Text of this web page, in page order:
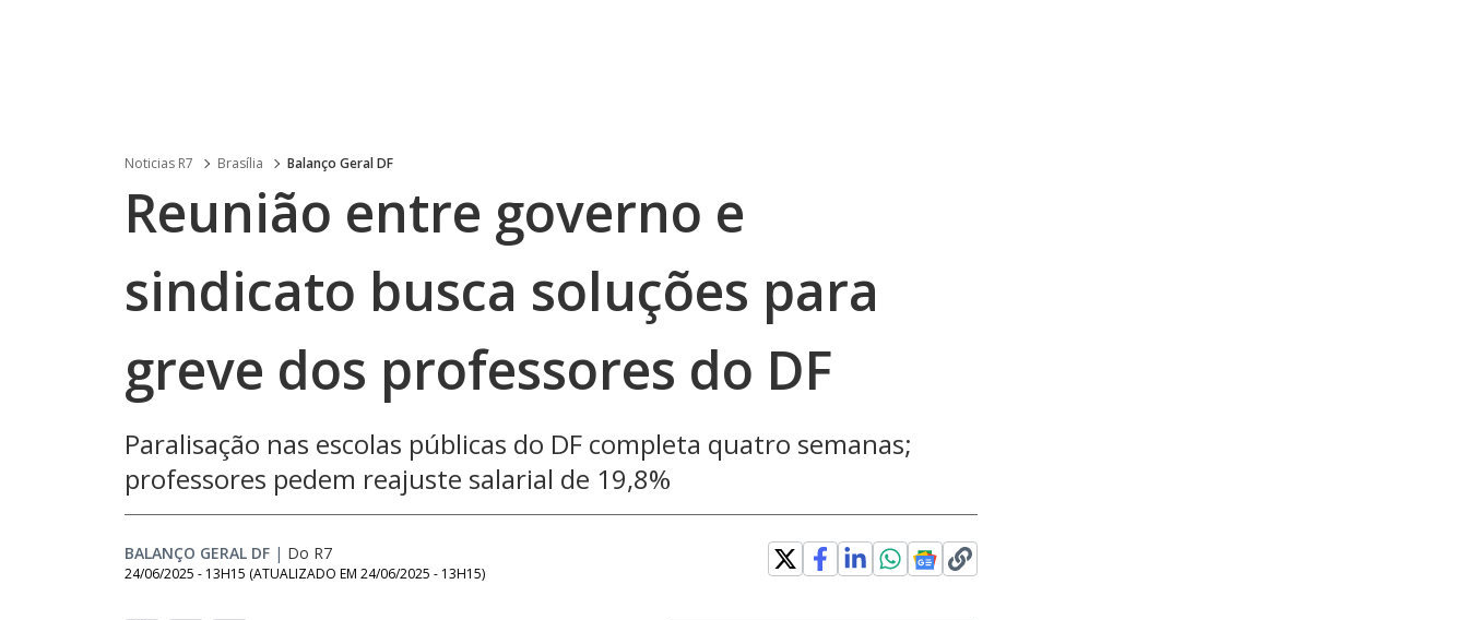
Noticias R7 Brasília Balanço Geral DF
Reunião entre governo e
sindicato busca soluções para
greve dos professores do DF
Paralisação nas escolas públicas do DF completa quatro semanas;
professores pedem reajuste salarial de 19,8%
BALANÇO GERAL DF | Do R7
24/06/2025 - 13H15 (ATUALIZADO EM 24/06/2025 - 13H15)